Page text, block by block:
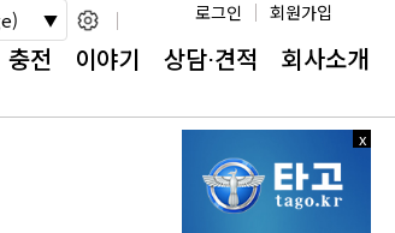
로그인 회원가입
충전 이야기 상담⋅견적 회사소개
x
x